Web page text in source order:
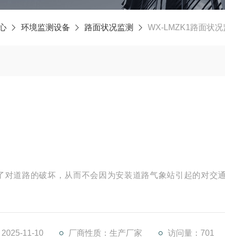
环境监测设备 路面状况监测 WX-LMZK1路面状
道路的破坏，从而不会因为安装道路气象站引起的对交
11-10 厂商性质：生产厂家 访问量：701